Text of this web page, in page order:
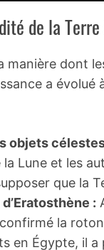
de la
manière dont
a évolué
objets
la Lune et les
que la
:
la
en Égypte, il a